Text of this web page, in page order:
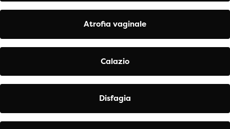
Atrofia vaginale
Calazio
Disfagia